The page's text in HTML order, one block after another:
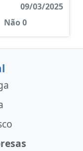
09/03/2025
Não0